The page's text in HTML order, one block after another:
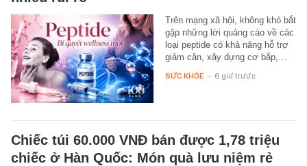
Trên mạng xã hội, không khó bắt
gặp những lời quảng cáo về các
loại peptide có khả năng hỗ trợ
giảm cân, xây dựng cơ bắp,…
SỨC KHỎE - 6 giờ trước
Chiếc túi 60.000 VNĐ bán được 1,78 triệu
chiếc ở Hàn Quốc: Món quà lưu niệm rẻ